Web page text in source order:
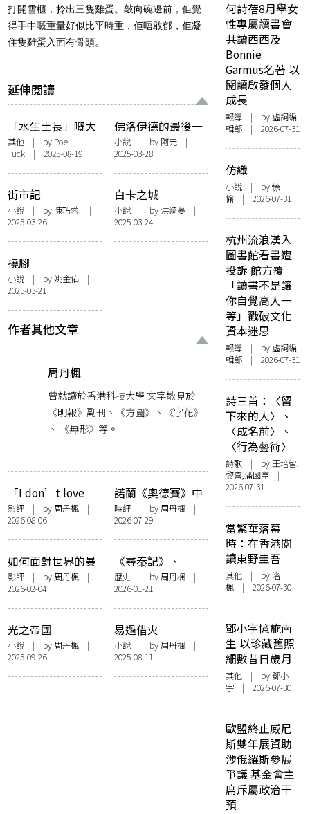
打開雪櫃，拎出三隻雞蛋。敲向碗邊前，佢覺
得手中嘅重量好似比平時重，佢唔敢郁，佢凝
住隻雞蛋入面有骨頭。
延伸閱讀
「水生土長」嘅大
澳
其他 | by Poe
Tuck | 2025-08-19
佛洛伊德的最後一
天
小說| by 阿元 |
2025-03-28
街市記
小說 | by 陳巧蓉 |
2025-03-26
白卡之城
小說| by 洪綺蔓 |
2025-03-24
撓腳
小說 | by 姚金佑 |
2025-03-21
作者其他文章
周丹楓
曾就讀於香港科技大學 文字散見於
《明報》副刊、《方圓》、《字花》
、 《無形》等。
「I don’t love
you」——《蜘蛛
俠：英雄重生》中
的愛與記憶
影評 | by周丹楓 |
2026-08-06
諾蘭《奧德賽》中
DEI的開放性與反
「身份政治」
時評| by周丹楓|
2026-07-29
如何面對世界的暴
力，如何在凝視裡
勇敢：《若問世界
誰無傷》
影評 | by周丹楓 |
2026-02-04
《尋秦記》、
Marvel、塔倫天
奴：電影中歷史的
唯一性與其他可能
歷史 | by周丹楓|
2026-01-21
光之帝國
小說 | by周丹楓 |
2025-09-26
易過借火
小說| by周丹楓|
2025-08-11
何詩蓓8月舉女
性專屬讀書會
共讀西西及
Bonnie
Garmus名著 以
閱讀啟發個人
成長
報導 | by 虛詞編
輯部 | 2026-07-31
仿織
小說 | by 悇
愉 | 2026-07-31
杭州流浪漢入
圖書館看書遭
投訴 館方覆
「讀書不是讓
你自覺高人一
等」戳破文化
資本迷思
報導 | by 虛詞編
輯部 | 2026-07-31
詩三首：〈留
下來的人〉、
〈成名前〉、
〈行為藝術〉
詩歌 | by 王培智,
黎喜,潘國亨 |
2026-07-31
當繁華落幕
時：在香港閱
讀東野圭吾
其他 | by洛
楓 | 2026-07-30
鄧小宇憶施南
生 以珍藏舊照
細數昔日歲月
其他 | by 鄧小
宇 | 2026-07-30
歐盟終止威尼
斯雙年展資助
涉俄羅斯參展
爭議 基金會主
席斥屬政治干
預